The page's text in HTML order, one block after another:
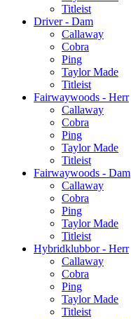
Titleist
Driver - Dam
Callaway
Cobra
Ping
Taylor Made
Titleist
Fairwaywoods - Herr
Callaway
Cobra
Ping
Taylor Made
Titleist
Fairwaywoods - Dam
Callaway
Cobra
Ping
Taylor Made
Titleist
Hybridklubbor - Herr
Callaway
Cobra
Ping
Taylor Made
Titleist